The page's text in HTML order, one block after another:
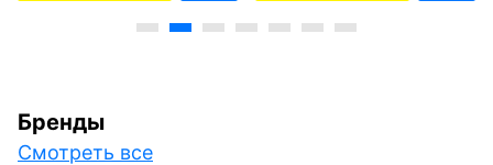
Бренды
Смотреть все